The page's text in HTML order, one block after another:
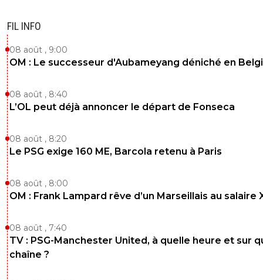
FIL INFO
08 août , 9:00
OM : Le successeur d'Aubameyang déniché en
08 août , 8:40
L’OL peut déjà annoncer le départ de Fonseca
08 août , 8:20
Le PSG exige 160 ME, Barcola retenu à Paris
08 août , 8:00
OM : Frank Lampard rêve d’un Marseillais au salaire
08 août , 7:40
TV : PSG-Manchester United, à quelle heure et sur
chaîne ?